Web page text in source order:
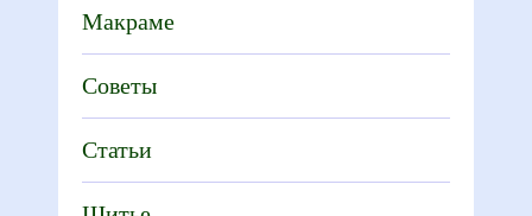
Макраме
Советы
Статьи